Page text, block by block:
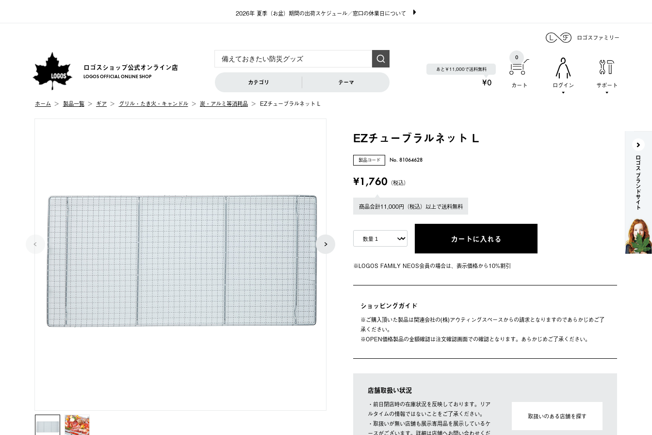
2026年 夏季（お盆）期間の出荷スケジュール／窓口の休業日について
ロゴスファミリー
ロゴスショップ公式オンライン店
LOGOS OFFICIAL ONLINE SHOP
カテゴリ テーマ
あと￥11,000で送料無料
¥0 カート
0
ログイン サポート
ホーム 製品⼀覧 ギア グリル・たき火・キャンドル 炭・アルミ等消耗品 EZチューブラルネット L
EZチューブラルネット L
製品コード No. 81064628
¥1,760 （税込）
商品合計11,000円（税込）以上で送料無料
カートに入れる
※LOGOS FAMILY NEOS会員の場合は、表⽰価格から10%割引
ショッピングガイド
※ご購⼊頂いた製品は関連会社の(株)アウティングスペースからの請求となりますのであらかじめご了
承ください。
※OPEN価格製品の⾦額確認は注⽂確認画⾯での確認となります。あらかじめご了承ください。
店舗取扱い状況
・前日閉店時の在庫状況を反映しております。リア
ルタイムの情報ではないことをご了承ください。
・取扱いが無い店舗も展示専用品を展示しているケ
ースがございます。詳細は店舗へお問い合わせくだ
取扱いのある店舗を探す
ロゴス ブランドサイト